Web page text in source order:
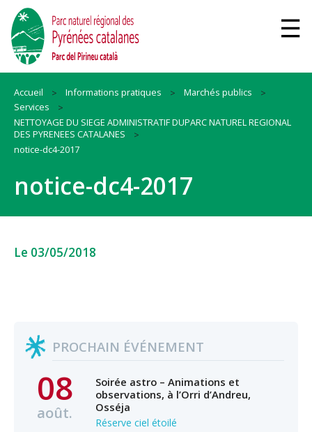
Accueil Informations pratiques
Marchés publics
Services
NETTOYAGE DU SIEGE ADMINISTRATIF DUPARC NATUREL REGIONAL
DES PYRENEES CATALANES
notice-dc4-2017
notice-dc4-2017
Le 03/05/2018
PROCHAIN ÉVÉNEMENT
08
août.
Soirée astro – Animations et
observations, à l’Orri d’Andreu,
Osséja
Réserve ciel étoilé